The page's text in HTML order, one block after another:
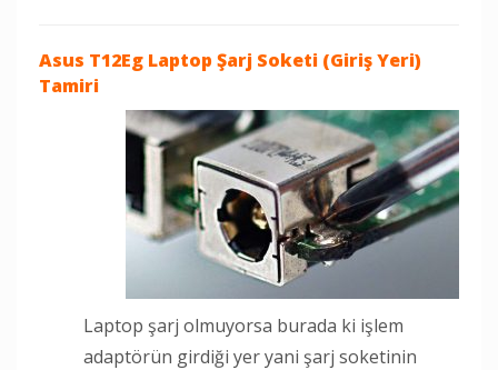
Asus T12Eg Laptop Şarj Soketi (Giriş Yeri)
Tamiri
Laptop şarj olmuyorsa burada ki işlem
adaptörün girdiği yer yani şarj soketinin